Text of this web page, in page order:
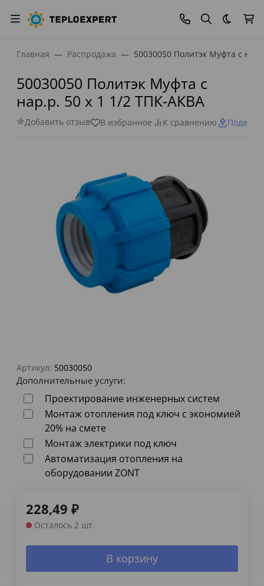
Темная
Главная Распродажа 50030050 Политэк Муфта с
50030050 Политэк Муфта с
нар.р. 50 х 1 1/2 ТПК-АКВА
Добавить отзыв В избранное К сравнению
Артикул: 50030050
Дополнительные услуги:
Проектирование инженерных систем
Монтаж отопления под ключ с экономией
20% на смете
Монтаж электрики под ключ
Автоматизация отопления на
оборудовании ZONT
228,49 ₽
Осталось 2 шт.
В корзину